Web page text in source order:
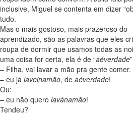
inclusive, Miguel se contenta em dizer
tudo.
Mas o mais gostoso, mais prazeroso do
aprendizado, são as palavras que eles
roupa de dormir que usamos todas as
uma coisa for certa, ela é de “aéverdade
– Filha, vai lavar a mão pra gente comer.
– eu já laveinamão, de aéverdade!
Ou:
– eu não quero lavánamão!
Tendeu?